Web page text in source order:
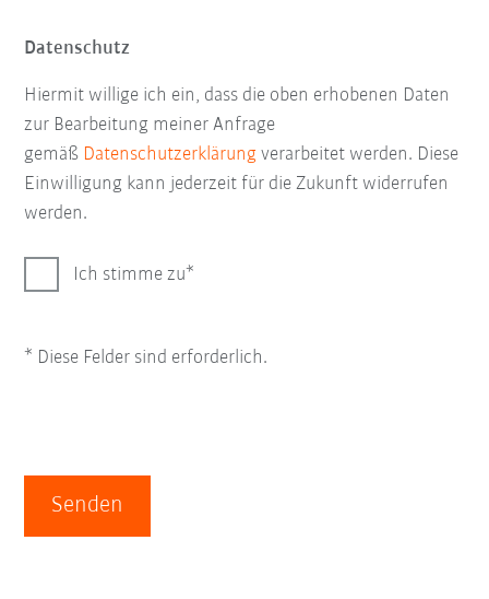
Datenschutz
Hiermit willige ich ein, dass die oben erhobenen Daten
zur Bearbeitung meiner Anfrage
gemäß Datenschutzerklärung verarbeitet werden. Diese
Einwilligung kann jederzeit für die Zukunft widerrufen
werden.
Ich stimme zu
* Diese Felder sind erforderlich.
Senden